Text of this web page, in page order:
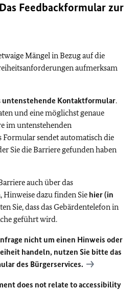
Feedbackformular zur
Mängel in Bezug auf die
aufmerksam
untenstehende Kontaktformular.
und eine möglichst genaue
im untenstehenden
sendet automatisch die
Sie die Barriere gefunden haben
auch über das
dazu finden Sie hier (in
Sie, dass das Gebärdentelefon in
geführt wird.
nicht um einen Hinweis oder
handeln, nutzen Sie bitte das
des Bürgerservices.
does not relate to accessibility